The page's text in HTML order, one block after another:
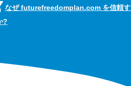
なぜ futurefreedomplan.com を信頼す
?